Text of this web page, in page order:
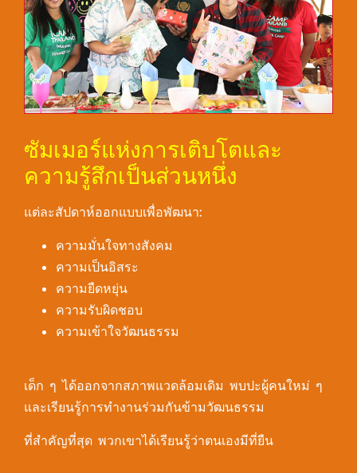
ซัมเมอร์แห่งการเติบโตและ
ความรู้สึกเป็นส่วนหนึ่ง
แต่ละสัปดาห์ออกแบบเพื่อพัฒนา:
ความมั่นใจทางสังคม
ความเป็นอิสระ
ความยืดหยุ่น
ความรับผิดชอบ
ความเข้าใจวัฒนธรรม
เด็ก ๆ ได้ออกจากสภาพแวดล้อมเดิม พบปะผู้คนใหม่ ๆ
และเรียนรู้การทำงานร่วมกันข้ามวัฒนธรรม
ที่สำคัญที่สุด พวกเขาได้เรียนรู้ว่าตนเองมีที่ยืน